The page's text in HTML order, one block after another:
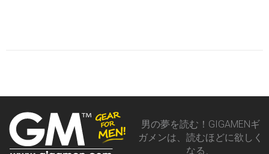
男の夢を読む！GIGAMENギ
ガメンは、読むほどに欲しく
なる、